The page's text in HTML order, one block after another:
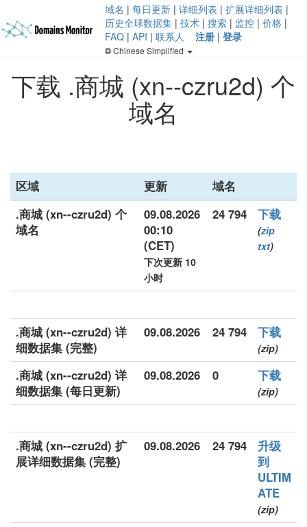
域名 | 每日更新 | 详细列表 | 扩展详细列表 |
历史全球数据集 | 技术 | 搜索 | 监控 | 价格 |
FAQ | API | 联系人 注册 | 登录
Chinese Simplified
下载 .商城 (xn--czru2d) 个
域名
区域 更新
域名
.商城 (xn--czru2d) 个
域名
09.08.2026
00:10
(CET)
下次更新 10
小时
24 794 下载
(zip
txt)
.商城 (xn--czru2d) 详
细数据集 (完整)
09.08.2026 24 794 下载
(zip)
.商城 (xn--czru2d) 详
细数据集 (每日更新)
09.08.2026 0 下载
(zip)
.商城 (xn--czru2d) 扩
展详细数据集 (完整)
09.08.2026 24 794
升级
到
ULTIM
ATE
(zip)